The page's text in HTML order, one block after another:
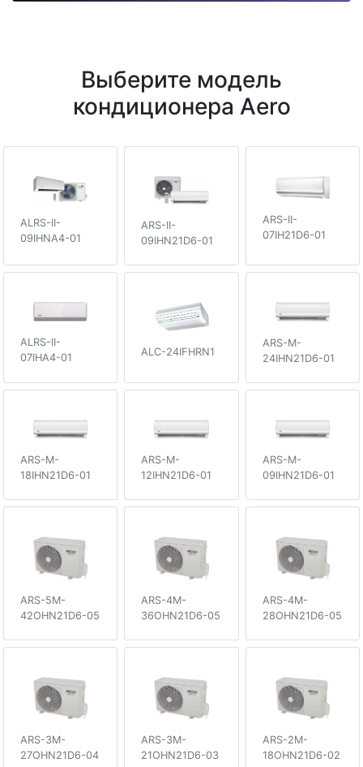
Выберите модель
кондиционера Aero
ALRS-II-
09IHNA4-01
ARS-II-
09IHN21D6-01
ARS-II-
07IH21D6-01
ALRS-II-
07IHA4-01
ALC-24IFHRN1
ARS-M-
24IHN21D6-01
ARS-M-
18IHN21D6-01
ARS-M-
12IHN21D6-01
ARS-M-
09IHN21D6-01
ARS-5M-
42OHN21D6-05
ARS-4M-
36OHN21D6-05
ARS-4M-
28OHN21D6-05
ARS-3M-
27OHN21D6-04
ARS-3M-
21OHN21D6-03
ARS-2M-
18OHN21D6-02